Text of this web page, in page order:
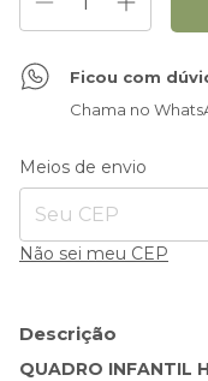
Ficou com
Chama no
Entregas para o CEP:
Meios de envio
Não sei meu CEP
Descrição
QUADRO INFANTIL